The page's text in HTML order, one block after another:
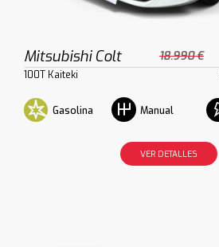
Mitsubishi Colt 18.990 €
100T Kaiteki
Gasolina Manual
VER DETALLES